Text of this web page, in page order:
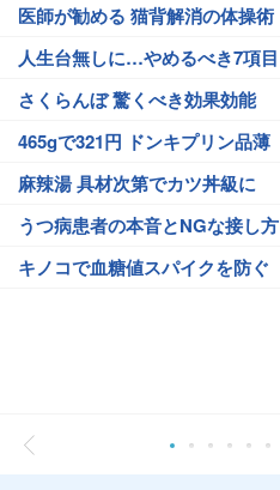
医師が勧める 猫背解消の体操術
人生台無しに…やめるべき7項目
さくらんぼ 驚くべき効果効能
465gで321円 ドンキプリン品薄
麻辣湯 具材次第でカツ丼級に
うつ病患者の本音とNGな接し方
キノコで血糖値スパイクを防ぐ